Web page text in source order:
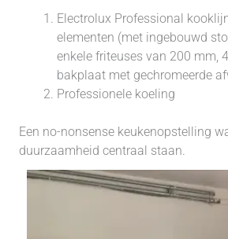
Electrolux Professional
elementen (met ingebouwd
enkele friteuses van 200 mm,
bakplaat met gechromeerde
Professionele koeling
Een no-nonsense keukenopstelling
duurzaamheid centraal staan.